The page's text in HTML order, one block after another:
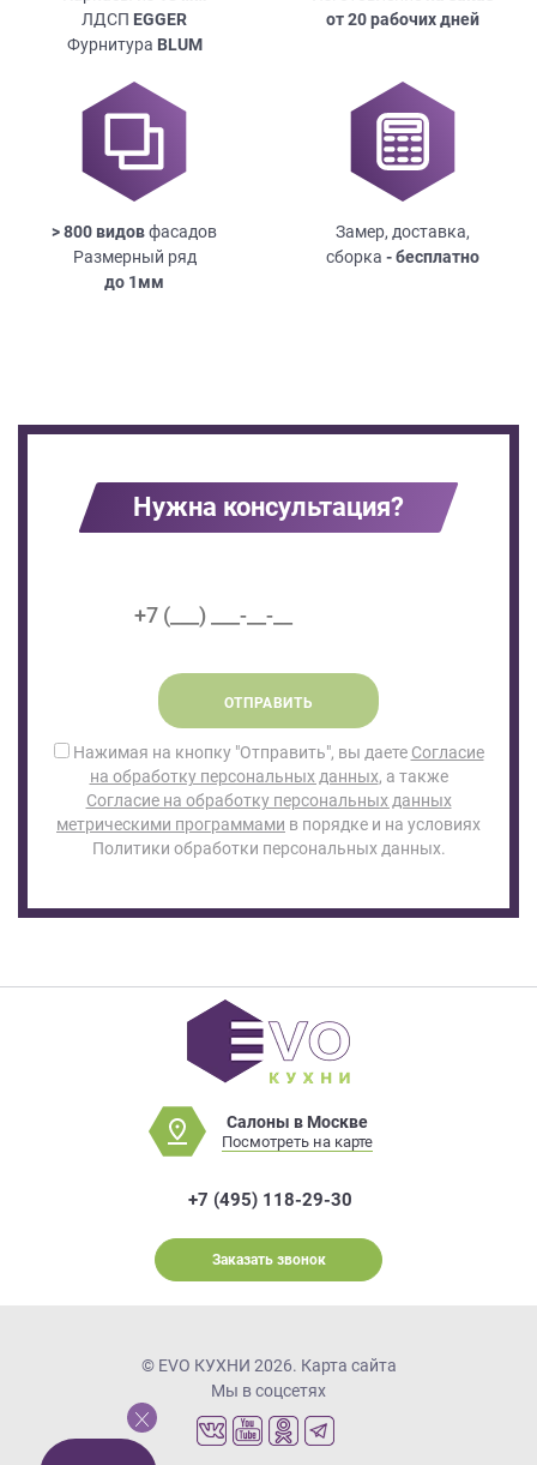
ЛДСП EGGER
Фурнитура BLUM
от 20 рабочих дней
> 800 видовфасадов
Размерный ряд
до 1мм
Замер, доставка,
сборка - бесплатно
Нужна консультация?
ОТПРАВИТЬ
Нажимая на кнопку "Отправить", вы даете Согласие
на обработку персональных данных, а также
Согласие на обработку персональных данных
метрическими программами в порядке и на условиях
Политики обработки персональных данных.
Салоны в Москве
Посмотреть на карте
+7 (495) 118-29-30
Заказать звонок
© EVO КУХНИ 2026. Карта сайта
Мы в соцсетях